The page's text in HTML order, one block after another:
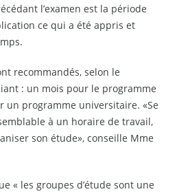
l’examen est la période
ce qui a été appris et
recommandés, selon le
: un mois pour le programme
un programme universitaire. «Se
à un horaire de travail,
son étude», conseille Mme
« les groupes d’étude sont une